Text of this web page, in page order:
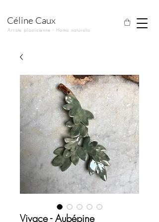
Céline Caux
Artiste plasticienne - Homo naturalis
Vivace - Aubépine